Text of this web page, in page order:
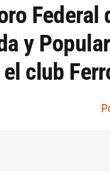
Federal
y
club